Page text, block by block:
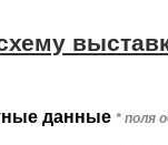
данные * поля